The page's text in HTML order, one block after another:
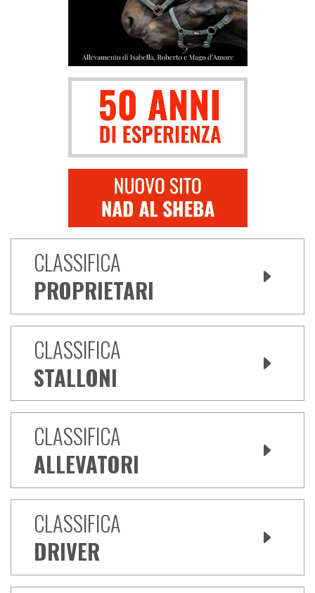
CLASSIFICA
PROPRIETARI
CLASSIFICA
STALLONI
CLASSIFICA
ALLEVATORI
CLASSIFICA
DRIVER